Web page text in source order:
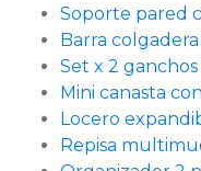
Soporte pared
Barra
Set x 2
Mini canasta
Locero
Repisa